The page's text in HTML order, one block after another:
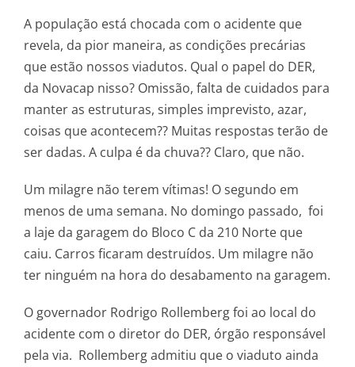
A população está chocada com o acidente que
revela, da pior maneira, as condições precárias
que estão nossos viadutos. Qual o papel do DER,
da Novacap nisso? Omissão, falta de cuidados para
manter as estruturas, simples imprevisto, azar,
coisas que acontecem?? Muitas respostas terão de
ser dadas. A culpa é da chuva?? Claro, que não.
Um milagre não terem vítimas! O segundo em
menos de uma semana. No domingo passado, foi
a laje da garagem do Bloco C da 210 Norte que
caiu. Carros ficaram destruídos. Um milagre não
ter ninguém na hora do desabamento na garagem.
O governador Rodrigo Rollemberg foi ao local do
acidente com o diretor do DER, órgão responsável
pela via. Rollemberg admitiu que o viaduto ainda